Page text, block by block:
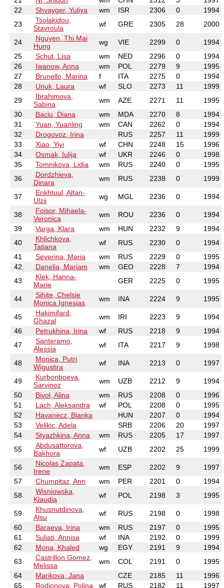
22
Shvayger, Yuliya wm ISR 2306 0
1994
23
Tsolakidou,
Stavroula
wf GRE 2305 28 2000
24
Nguyen, Thi Mai
Hung
wg VIE 2299 0
1994
25
Schut, Lisa wm NED 2296 0
1994
26
Iwanow, Anna wm POL 2279 9
1995
27
Brunello, Marina f ITA 2275 0
1994
28
Unuk, Laura wf SLO 2273 11
1999
29
Ibrahimova,
Sabina
wm AZE 2271 11
1995
30
Baciu, Diana wm MDA 2270 8
1994
31
Yuan, Yuanling wm CAN 2262 0
1994
32
Drogovoz, Irina RUS 2257 11
1999
33
Xiao, Yiyi wf CHN 2248 15
1996
34
Osmak, Iulija wf UKR 2246 0
1998
35
Tomnikova, Lidia wm RUS 2240 0
1995
36
Dordzhieva,
Dinara
wm RUS 2238 0 1999
37
Enkhtuul, Altan-
Ulzii
wg MGL 2236 0 1994
38
Foisor, Mihaela-
Veronica
wm ROU 2236 0
1994
39
Varga, Klara wm HUN 2232 9
1994
40
Khlichkova,
Tatiana
wf RUS 2230 0
1994
41
Severina, Maria wm RUS 2229 0
1995
42
Danelia, Mariam wm GEO 2228 7
1994
43
Klek, Hanna-
Marie
GER 2225 0 1995
44
Sihite, Chelsie
Monica Ignesias
wm INA 2224 9 1995
45
Hakimifard,
Ghazal
wm IRI 2223 9
1994
46
Petrukhina, Irina wf RUS 2218 9
1994
47
Santeramo,
Alessia
wf ITA 2217 9 1998
48
Monica, Putri
Wigustira
wf INA 2213 0 1997
49
Kurbonboeva,
Sarvinoz
wm UZB 2212 9
1994
50
Bivol, Alina wm RUS 2208 0
1996
51
Lach, Aleksandra wf POL 2208 0
1995
52
Havanecz, Bianka HUN 2207 0
1994
53
Velikic, Adela SRB 2206 20
1997
54
Styazhkina, Anna wm RUS 2205 17
1997
55
Abdusattorova,
Bakhora
wf UZB 2202 25 1999
56
Nicolas Zapata,
Irene
wm ESP 2202 9
1997
57
Chumpitaz, Ann wm PER 2201 0
1994
58
Wisniowska,
Klaudia
wf POL 2198 3 1995
59
Khusnutdinova,
Alsu
wf RUS 2198 0
1998
60
Baraeva, Irina wm RUS 2197 0
1995
61
Suliati, Annisa wf INA 2192 0
1999
62
Mona, Khaled wg EGY 2191 9
1994
63
Castrillon Gomez,
Melissa
wm COL 2191 0
1995
64
Marikova, Jana CZE 2185 11
1996
65
Rodionova, Polina wf RUS 2182 11 1997